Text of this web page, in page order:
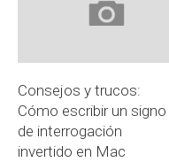
Consejos y trucos:
Cómo escribir un signo
de interrogación
invertido en Mac